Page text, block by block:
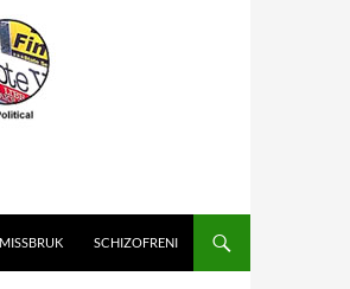
MISSBRUK SCHIZOFRENI